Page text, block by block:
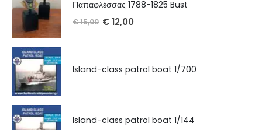
Παπαφλέσσας 1788-1825 Bust
€15,00 €12,00
Island-class patrol boat 1/700
Island-class patrol boat 1/144